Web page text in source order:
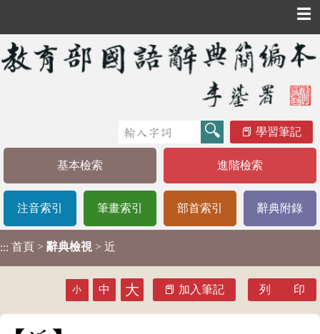
☰
學習筆記
基本檢索 進階檢索
注音索引 筆畫索引 部首索引 辭典附錄
::: 首頁 > 辭典檢視 > 近
小 中 大 加入筆記 列 印